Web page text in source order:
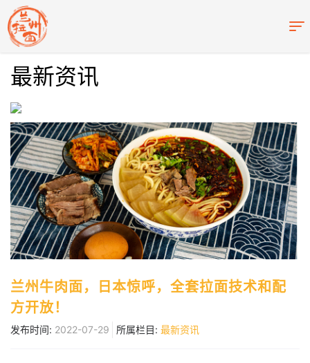
最新资讯
兰州牛肉面，日本惊呼，全套拉面技术和配
方开放！
发布时间: 2022-07-29 所属栏目: 最新资讯